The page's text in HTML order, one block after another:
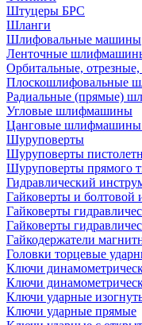
Штуцеры БРС
Шланги
Шлифовальные машины
Ленточные
Орбитальные,
Плоскошлифовальные
Радиальные (прямые)
Угловые шлифмашины
Цанговые
Шуруповерты
Шуруповерты
Шуруповерты прямого
Гидравлический
Гайковерты и болтовой
Гайковерты
Гайковерты
Гайкодержатели
Головки торцевые
Ключи
Ключи
Ключи ударные
Ключи ударные прямые